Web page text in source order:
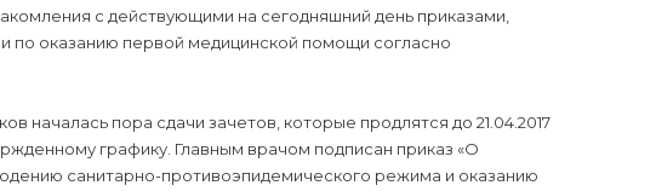
с действующими на сегодняшний день приказами,
по оказанию первой медицинской помощи согласно
началась пора сдачи зачетов, которые продлятся до 21.04.2017
графику. Главным врачом подписан приказ «О
санитарно-противоэпидемического режима и оказанию